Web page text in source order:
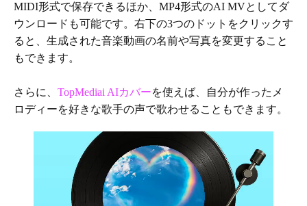
MIDI形式で保存できるほか、MP4形式のAI MVとしてダ
ウンロードも可能です。右下の3つのドットをクリックす
ると、生成された音楽動画の名前や写真を変更すること
もできます。
さらに、 TopMediai AIカバーを使えば、自分が作ったメ
ロディーを好きな歌手の声で歌わせることもできます。